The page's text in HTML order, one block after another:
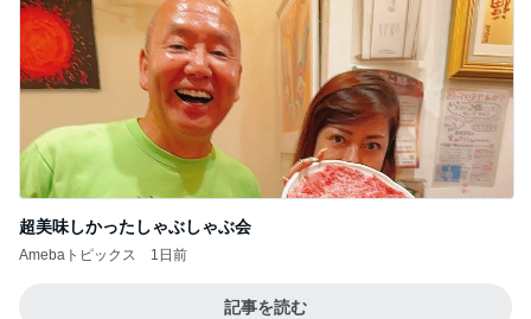
超美味しかったしゃぶしゃぶ会
Amebaトピックス 1日前
記事を読む